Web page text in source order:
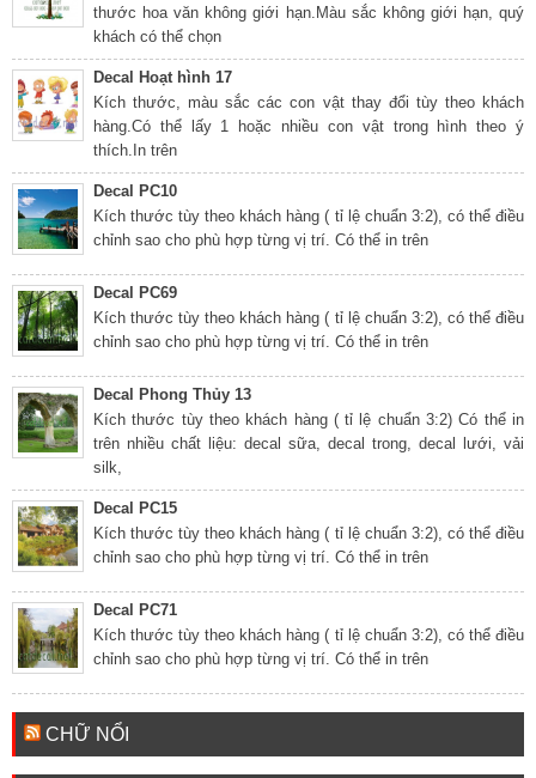
thước hoa văn không giới hạn.Màu sắc không giới hạn, quý
khách có thể chọn
Decal Hoạt hình 17
Kích thước, màu sắc các con vật thay đổi tùy theo khách
hàng.Có thể lấy 1 hoặc nhiều con vật trong hình theo ý
thích.In trên
Decal PC10
Kích thước tùy theo khách hàng ( tỉ lệ chuẩn 3:2), có thể điều
chỉnh sao cho phù hợp từng vị trí. Có thể in trên
Decal PC69
Kích thước tùy theo khách hàng ( tỉ lệ chuẩn 3:2), có thể điều
chỉnh sao cho phù hợp từng vị trí. Có thể in trên
Decal Phong Thủy 13
Kích thước tùy theo khách hàng ( tỉ lệ chuẩn 3:2) Có thể in
trên nhiều chất liệu: decal sữa, decal trong, decal lưới, vải
silk,
Decal PC15
Kích thước tùy theo khách hàng ( tỉ lệ chuẩn 3:2), có thể điều
chỉnh sao cho phù hợp từng vị trí. Có thể in trên
Decal PC71
Kích thước tùy theo khách hàng ( tỉ lệ chuẩn 3:2), có thể điều
chỉnh sao cho phù hợp từng vị trí. Có thể in trên
CHỮ NỔI